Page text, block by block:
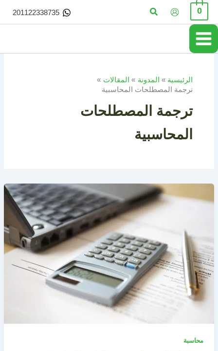
تخطي
المحتوى
0 البحث 201122338735
الرئيسية المدونة
المقالات
ترجمة المصطلحات المحاسبية
ترجمة المصطلحات
المحاسبية
محاسبة